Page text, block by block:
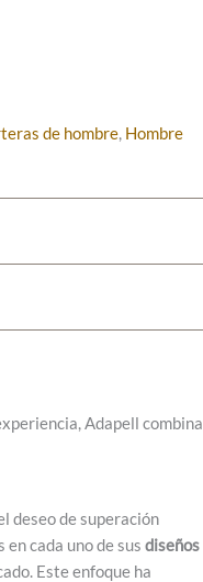
de hombre, Hombre
Adapell combina
deseo de superación
en cada uno de susdiseños
Este enfoque ha